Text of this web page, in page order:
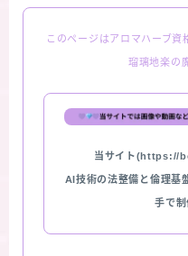
おすすめ商品＆レビュー
★スペシャルアロマハ
お問い合わせ
サイトマップ
このページはアロマハーブ資
瑠璃地楽の
当サイト(https://
AI技術の法整備と倫理基
手で